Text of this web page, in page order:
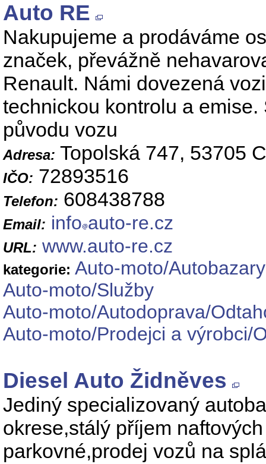
Auto RE
Nakupujeme a prodáváme
značek, převážně
Renault. Námi dovezená
technickou kontrolu a
původu vozu
Adresa: Topolská 747, 53705
IČO: 72893516
Telefon: 608438788
Email: info auto-re.cz
URL: www.auto-re.cz
kategorie: Auto-moto/Autobazary
Auto-moto/Služby
Auto-moto/Autodoprava/
Auto-moto/Prodejci a výrobci/
Diesel Auto Židněves
Jediný specializovaný
okrese,stálý příjem
parkovné,prodej vozů na